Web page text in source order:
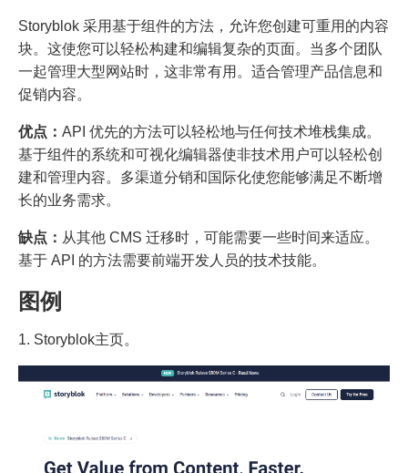
Storyblok 采用基于组件的方法，允许您创建可重用的内容
块。这使您可以轻松构建和编辑复杂的页面。当多个团队
一起管理大型网站时，这非常有用。适合管理产品信息和
促销内容。
优点： API 优先的方法可以轻松地与任何技术堆栈集成。
基于组件的系统和可视化编辑器使非技术用户可以轻松创
建和管理内容。多渠道分销和国际化使您能够满足不断增
长的业务需求。
缺点： 从其他 CMS 迁移时，可能需要一些时间来适应。
基于 API 的方法需要前端开发人员的技术技能。
图例
1. Storyblok主页。